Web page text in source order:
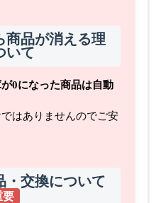
商品が消える理
いて
0になった商品は自動
はありませんのでご安
・交換について
要